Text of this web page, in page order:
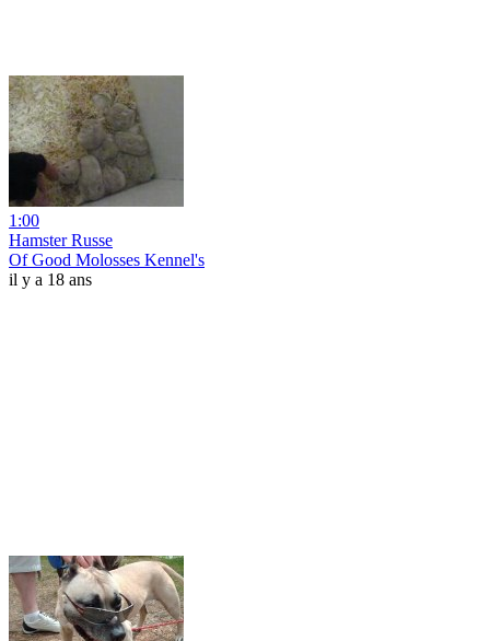
1:00
Hamster Russe
Of Good Molosses Kennel's
il y a 18 ans